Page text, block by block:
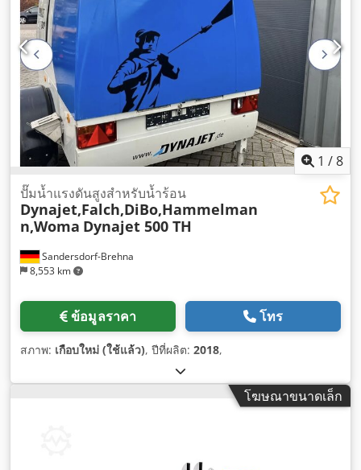
1 /8
Sandersdorf-Brehna
8,553 km
ปั๊มน้ำแรงดันสูงสำหรับน้ำร้อน
Dynajet,Falch,DiBo,Hammelman
n,Woma Dynajet 500 TH
ข้อมูลราคา โทร
สภาพ: เกือบใหม่ (ใช้แล้ว), ปีที่ผลิต: 2018,
โฆษณาขนาดเล็ก